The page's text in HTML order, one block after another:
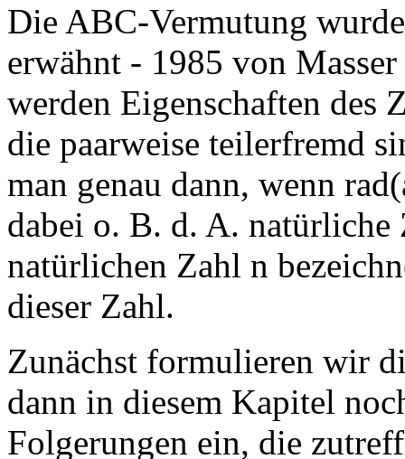
Die ABC-Vermutung
erwähnt - 1985 von
werden Eigenschaften des
die paarweise teilerfremd
man genau dann, wenn
dabei o. B. d. A. natürliche
natürlichen Zahl n
dieser Zahl.
Zunächst formulieren wir
dann in diesem Kapitel
Folgerungen ein, die